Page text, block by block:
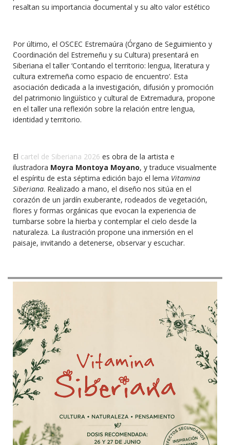
resaltan su importancia documental y su alto valor estético
Por último, el OSCEC Estremaúra (Órgano de Seguimiento y
Coordinación del Estremeñu y su Cultura) presentará en
Siberiana el taller ‘Contando el territorio: lengua, literatura y
cultura extremeña como espacio de encuentro’. Esta
asociación dedicada a la investigación, difusión y promoción
del patrimonio lingüístico y cultural de Extremadura, propone
en el taller una reflexión sobre la relación entre lengua,
identidad y territorio.
El cartel de Siberiana 2026 es obra de la artista e
ilustradora Moyra Montoya Moyano, y traduce visualmente
el espíritu de esta séptima edición bajo el lema Vitamina
Siberiana. Realizado a mano, el diseño nos sitúa en el
corazón de un jardín exuberante, rodeados de vegetación,
flores y formas orgánicas que evocan la experiencia de
tumbarse sobre la hierba y contemplar el cielo desde la
naturaleza. La ilustración propone una inmersión en el
paisaje, invitando a detenerse, observar y escuchar.